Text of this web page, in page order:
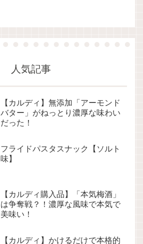
人気記事
【カルディ】無添加「アーモンド
バター」がねっとり濃厚な味わい
だった！
フライドパスタスナック【ソルト
味】
【カルディ購入品】「本気梅酒」
は争奪戦？！濃厚な風味で本気で
美味い！
【カルディ】かけるだけで本格的